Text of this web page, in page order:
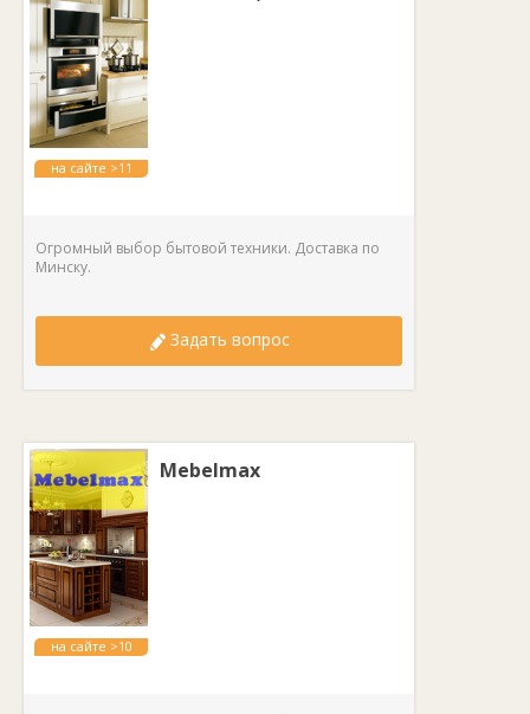
на сайте >11
Огромный выбор бытовой техники. Доставка по
Минску.
Задать вопрос
на сайте >10
лет
Mebelmax